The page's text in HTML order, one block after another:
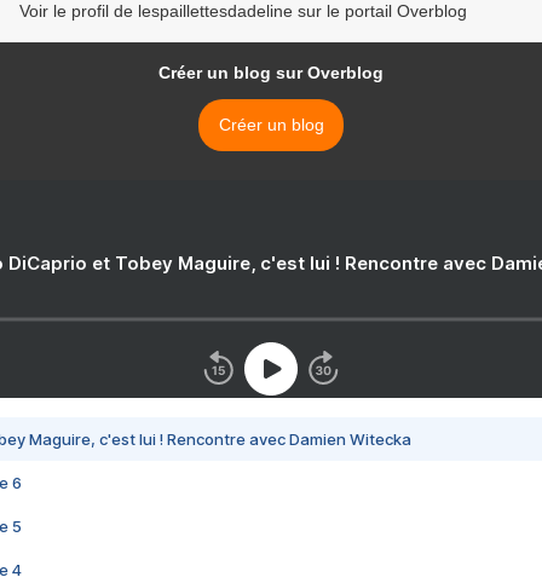
Voir le profil de lespaillettesdadeline sur le portail Overblog
Créer un blog sur Overblog
Créer un blog
DiCaprio et Tobey Maguire, c'est lui ! Rencontre avec
Maguire, c'est lui ! Rencontre avec Damien Witecka
6
5
4